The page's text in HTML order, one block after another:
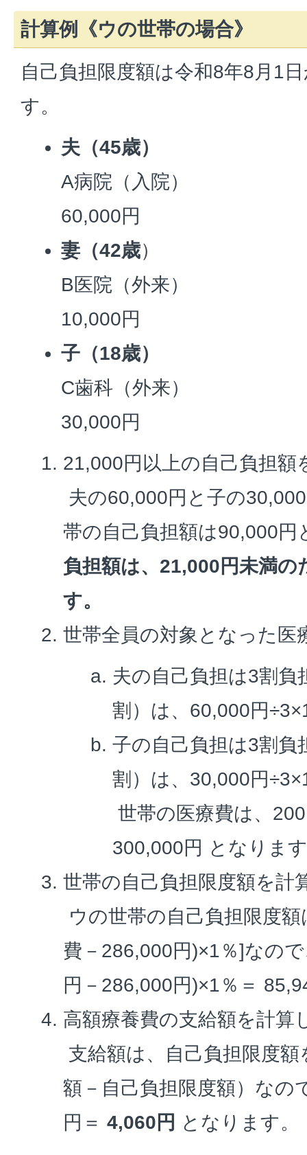
計算例《ウの世帯の場合》
自己負担限度額は令和8年8月1
す。
夫（45歳）
A病院（入院）
60,000円
妻（42歳）
B医院（外来）
10,000円
子（18歳）
C歯科（外来）
30,000円
21,000円以上の自己負担額
夫の60,000円と子の
帯の自己負担額は90,000円
負担額は、21,000円未満の
す。
世帯全員の対象となった医
夫の自己負担は3割負
割）は、60,000円
子の自己負担は3割負
割）は、30,000円
世帯の医療費は、
300,000円 となりま
世帯の自己負担限度額を計
ウの世帯の自己負担限度
費－286,000円)×1％]なの
円－286,000円)×1％＝
高額療養費の支給額を計算
支給額は、自己負担限度
額－自己負担限度額）なの
円＝ 4,060円 となります。